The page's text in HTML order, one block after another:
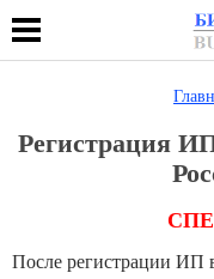
Регистрация
После регистрации ИП